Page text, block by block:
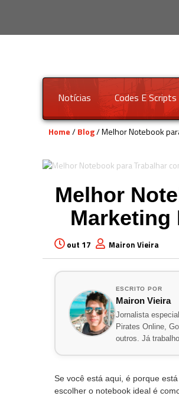
Notícias Codes E Scripts
Home/Blog/ Melhor Notebook
Melhor
Marketing
out 17 Mairon Vieira
ESCRITO POR
Mairon Vieira
Jornalista
Pirates Online,
outros. Já
Se você está aqui, é porque
escolher o notebook ideal é